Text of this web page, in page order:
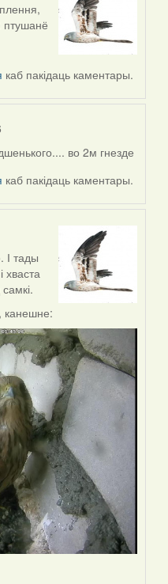
птушанё
каб пакідаць каментары.
во 2м гнезде
каб пакідаць каментары.
І тады
хваста
канешне: